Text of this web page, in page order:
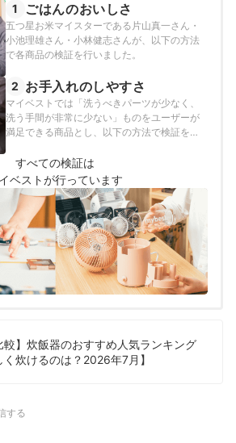
1
ごはんのおいしさ
五つ星お米マイスターである片山真一さん・
小池理雄さん・小林健志さんが、以下の方法
で各商品の検証を行いました。
2 お手入れのしやすさ
マイベストでは「洗うべきパーツが少なく、
洗う手間が非常に少ない」ものをユーザーが
満足できる商品とし、以下の方法で検証を行
すべての検証は
ベストが行っています
較】炊飯器のおすすめ人気ランキング
く炊けるのは？2026年7月】
する